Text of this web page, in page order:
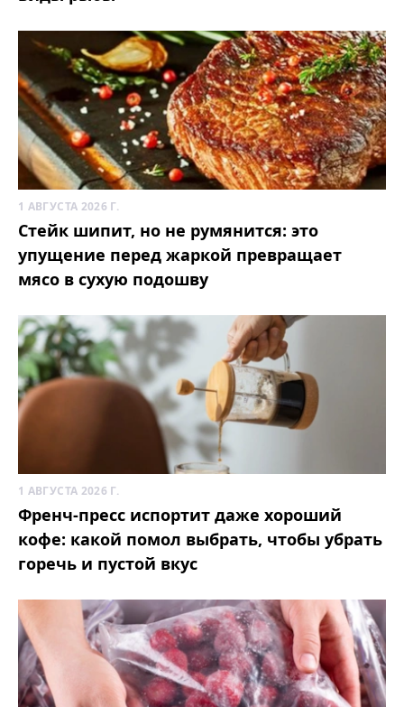
1 АВГУСТА 2026 Г.
Стейк шипит, но не румянится: это
упущение перед жаркой превращает
мясо в сухую подошву
1 АВГУСТА 2026 Г.
Френч-пресс испортит даже хороший
кофе: какой помол выбрать, чтобы убрать
горечь и пустой вкус